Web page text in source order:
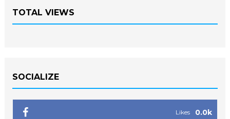
TOTAL VIEWS
SOCIALIZE
0.0k
Likes